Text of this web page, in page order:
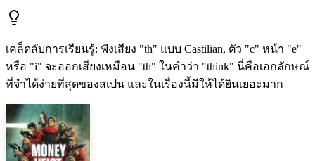
เคล็ดลับการเรียนรู้: ฟังเสียง "th" แบบ Castilian, ตัว "c" หน้า "e"
หรือ "i" จะออกเสียงเหมือน "th" ในคำว่า "think" นี่คือเอกลักษณ์
ที่จำได้ง่ายที่สุดของสเปน และในเรื่องนี้มีให้ได้ยินเยอะมาก